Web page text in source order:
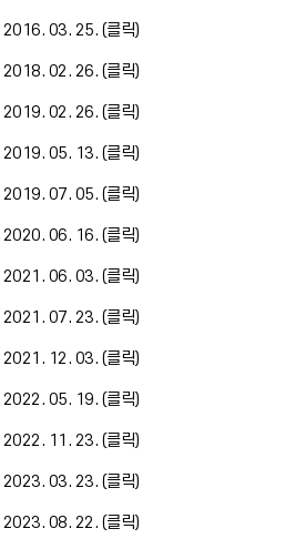
(
아
이
)
2016. 03. 25. (클릭)알
(
아
이
)
2018. 02. 26. (클릭)알
(
아
이
)
2019. 02. 26. (클릭)알
(
아
이
)
2019. 05. 13. (클릭)알
(
아
이
)
2019. 07. 05. (클릭)알
(
아
이
)
2020. 06. 16. (클릭)알
(
아
이
)
2021. 06. 03. (클릭)알
(
아
이
)
2021. 07. 23. (클릭)알
(
아
이
)
2021. 12. 03. (클릭)알
(
아
이
)
2022. 05. 19. (클릭)알
(
아
이
2022. 11. 23. (클릭)알
(
아
2023. 03. 23. (클릭)알
(
2023. 08. 22. (클릭)알